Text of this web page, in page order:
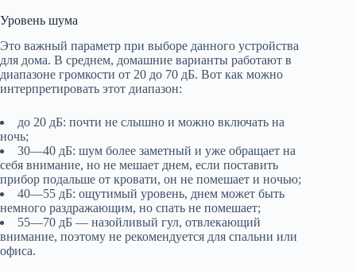
Уровень шума
Это важный параметр при выборе данного устройства
для дома. В среднем, домашние варианты работают в
диапазоне громкости от 20 до 70 дБ. Вот как можно
интерпретировать этот диапазон:
до 20 дБ: почти не слышно и можно включать на
ночь;
30—40 дБ: шум более заметный и уже обращает на
себя внимание, но не мешает днем, если поставить
прибор подальше от кровати, он не помешает и ночью;
40—55 дБ: ощутимый уровень, днем может быть
немного раздражающим, но спать не помешает;
55—70 дБ — назойливый гул, отвлекающий
внимание, поэтому не рекомендуется для спальни или
офиса.